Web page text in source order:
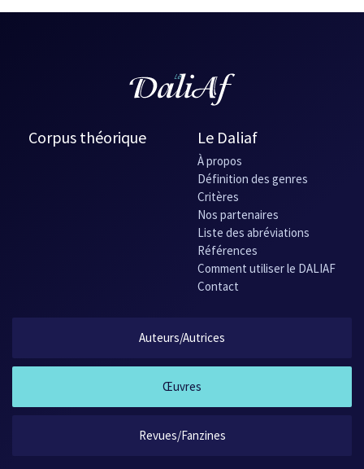
une
Corpus théorique Le Daliaf
À propos
Définition des genres
Critères
Nos partenaires
Liste des abréviations
Références
Comment utiliser le DALIAF
Contact
Auteurs/Autrices
Œuvres
Revues/Fanzines